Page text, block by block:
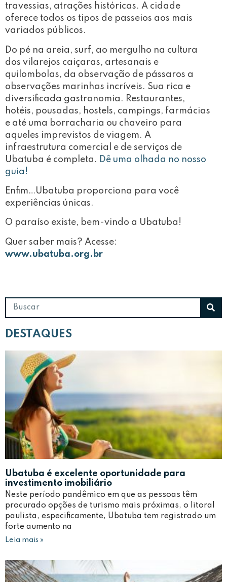
travessias, atrações históricas. A cidade
oferece todos os tipos de passeios aos mais
variados públicos.
Do pé na areia, surf, ao mergulho na cultura
dos vilarejos caiçaras, artesanais e
quilombolas, da observação de pássaros a
observações marinhas incríveis. Sua rica e
diversificada gastronomia. Restaurantes,
hotéis, pousadas, hostels, campings, farmácias
e até uma borracharia ou chaveiro para
aqueles imprevistos de viagem. A
infraestrutura comercial e de serviços de
Ubatuba é completa. Dê uma olhada no nosso
guia!
Enfim…Ubatuba proporciona para você
experiências únicas.
O paraíso existe, bem-vindo a Ubatuba!
Quer saber mais? Acesse:
www.ubatuba.org.br
DESTAQUES
Ubatuba é excelente oportunidade para
investimento imobiliário
Neste período pandêmico em que as pessoas têm
procurado opções de turismo mais próximas, o litoral
paulista, especificamente, Ubatuba tem registrado um
forte aumento na
Leia mais »